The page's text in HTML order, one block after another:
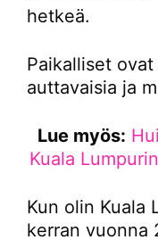
hetkeä.
Paikalliset
auttavaisia ja
Lue myös:
Kuala
Kun olin Kuala
kerran vuonna